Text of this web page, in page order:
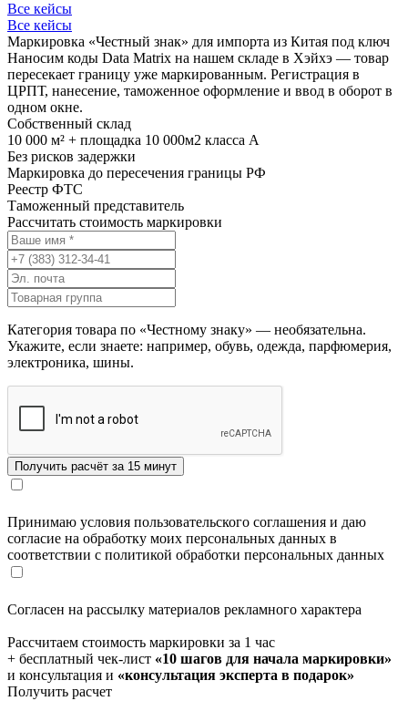
Все кейсы
Все кейсы
Маркировка «Честный знак» для импорта из Китая под ключ
Наносим коды Data Matrix на нашем складе в Хэйхэ — товар
пересекает границу уже маркированным. Регистрация в
ЦРПТ, нанесение, таможенное оформление и ввод в оборот в
одном окне.
Собственный склад
10 000 м² + площадка 10 000м2 класса А
Без рисков задержки
Маркировка до пересечения границы РФ
Реестр ФТС
Таможенный представитель
Рассчитать стоимость маркировки
Категория товара по «Честному знаку» — необязательна.
Укажите, если знаете: например, обувь, одежда, парфюмерия,
электроника, шины.
Принимаю условия пользовательского соглашения и даю
согласие на обработку моих персональных данных в
соответствии с политикой обработки персональных данных
Согласен на рассылку материалов рекламного характера
Рассчитаем стоимость маркировки за 1 час
+ бесплатный чек-лист «10 шагов для начала маркировки»
и консультация и «консультация эксперта в подарок»
Получить расчет